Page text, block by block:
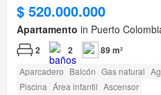
$ 520.000.000
Apartamento in Puerto
2 2 89 m²
Aparcadero Balcón Gas natural
Piscina Área infantil Ascensor